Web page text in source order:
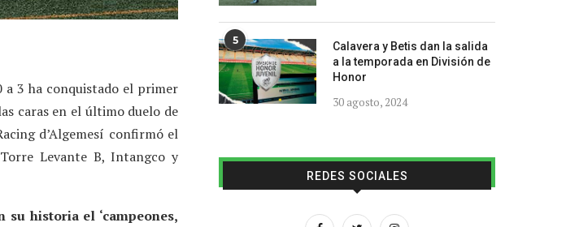
a 3 ha conquistado el primer
caras en el último duelo de
d’Algemesí confirmó el
Levante B, Intangco y
historia el ‘campeones,
5
Calavera y Betis dan la salida
a la temporada en División de
Honor
30 agosto, 2024
REDES SOCIALES